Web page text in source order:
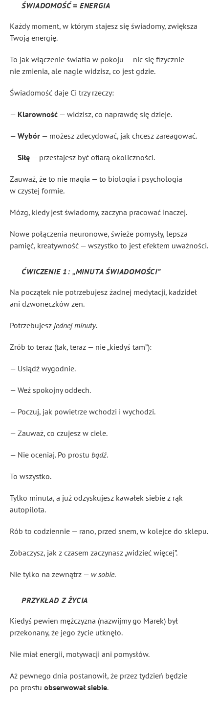
ŚWIADOMOŚĆ = ENERGIA
Każdy moment, w którym stajesz się świadomy, zwiększa
Twoją energię.
To jak włączenie światła w pokoju — nic się fizycznie
nie zmienia, ale nagle widzisz, co jest gdzie.
Świadomość daje Ci trzy rzeczy:
— Klarowność — widzisz, co naprawdę się dzieje.
— Wybór — możesz zdecydować, jak chcesz zareagować.
— Siłę — przestajesz być ofiarą okoliczności.
Zauważ, że to nie magia — to biologia i psychologia
w czystej formie.
Mózg, kiedy jest świadomy, zaczyna pracować inaczej.
Nowe połączenia neuronowe, świeże pomysły, lepsza
pamięć, kreatywność — wszystko to jest efektem uważności.
ĆWICZENIE 1: „MINUTA ŚWIADOMOŚCI”
Na początek nie potrzebujesz żadnej medytacji, kadzideł
ani dzwoneczków zen.
Potrzebujesz jednej minuty.
Zrób to teraz (tak, teraz — nie „kiedyś tam”):
— Usiądź wygodnie.
— Weź spokojny oddech.
— Poczuj, jak powietrze wchodzi i wychodzi.
— Zauważ, co czujesz w ciele.
— Nie oceniaj. Po prostu bądź.
To wszystko.
Tylko minuta, a już odzyskujesz kawałek siebie z rąk
autopilota.
Rób to codziennie — rano, przed snem, w kolejce do sklepu.
Zobaczysz, jak z czasem zaczynasz „widzieć więcej”.
Nie tylko na zewnątrz — w sobie.
PRZYKŁAD Z ŻYCIA
Kiedyś pewien mężczyzna (nazwijmy go Marek) był
przekonany, że jego życie utknęło.
Nie miał energii, motywacji ani pomysłów.
Aż pewnego dnia postanowił, że przez tydzień będzie
po prostu obserwował siebie.